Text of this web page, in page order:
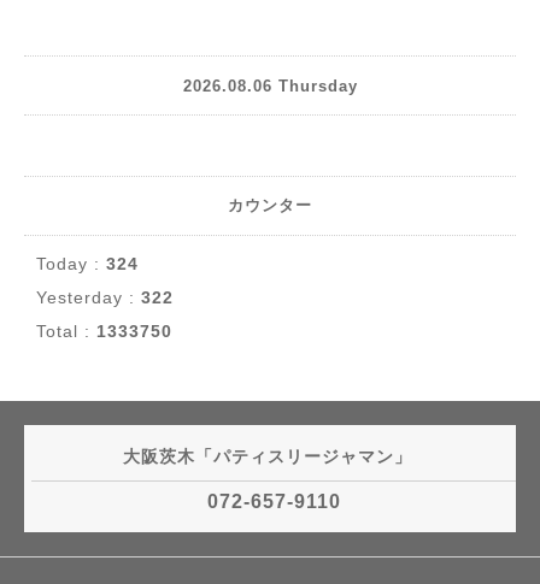
2026.08.06 Thursday
カウンター
Today : 324
Yesterday : 322
Total : 1333750
大阪茨木「パティスリージャマン」
072-657-9110